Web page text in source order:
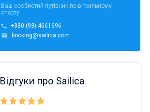
Ваш особистий путівник по вітрильному
спорту
+380 (93) 4661696
booking@sailica.com
Відгуки про Sailica